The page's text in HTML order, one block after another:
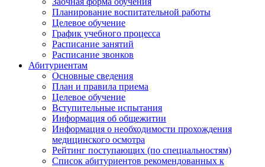
Планирование воспитательной работы
Целевое обучение
График учебного процесса
Расписание занятий
Расписание звонков
Абитуриентам
Основные сведения
План и правила приема
Целевое обучение
Вступительные испытания
Информация об общежитии
Информация о необходимости прохождения
медицинского осмотра
Рейтинг поступающих (по специальностям)
Список абитуриентов рекомендованных к